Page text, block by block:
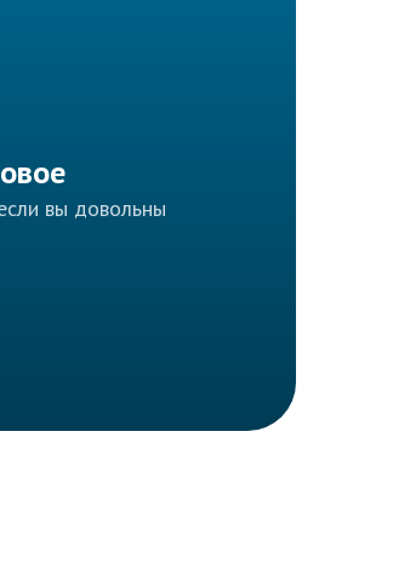
вы довольны